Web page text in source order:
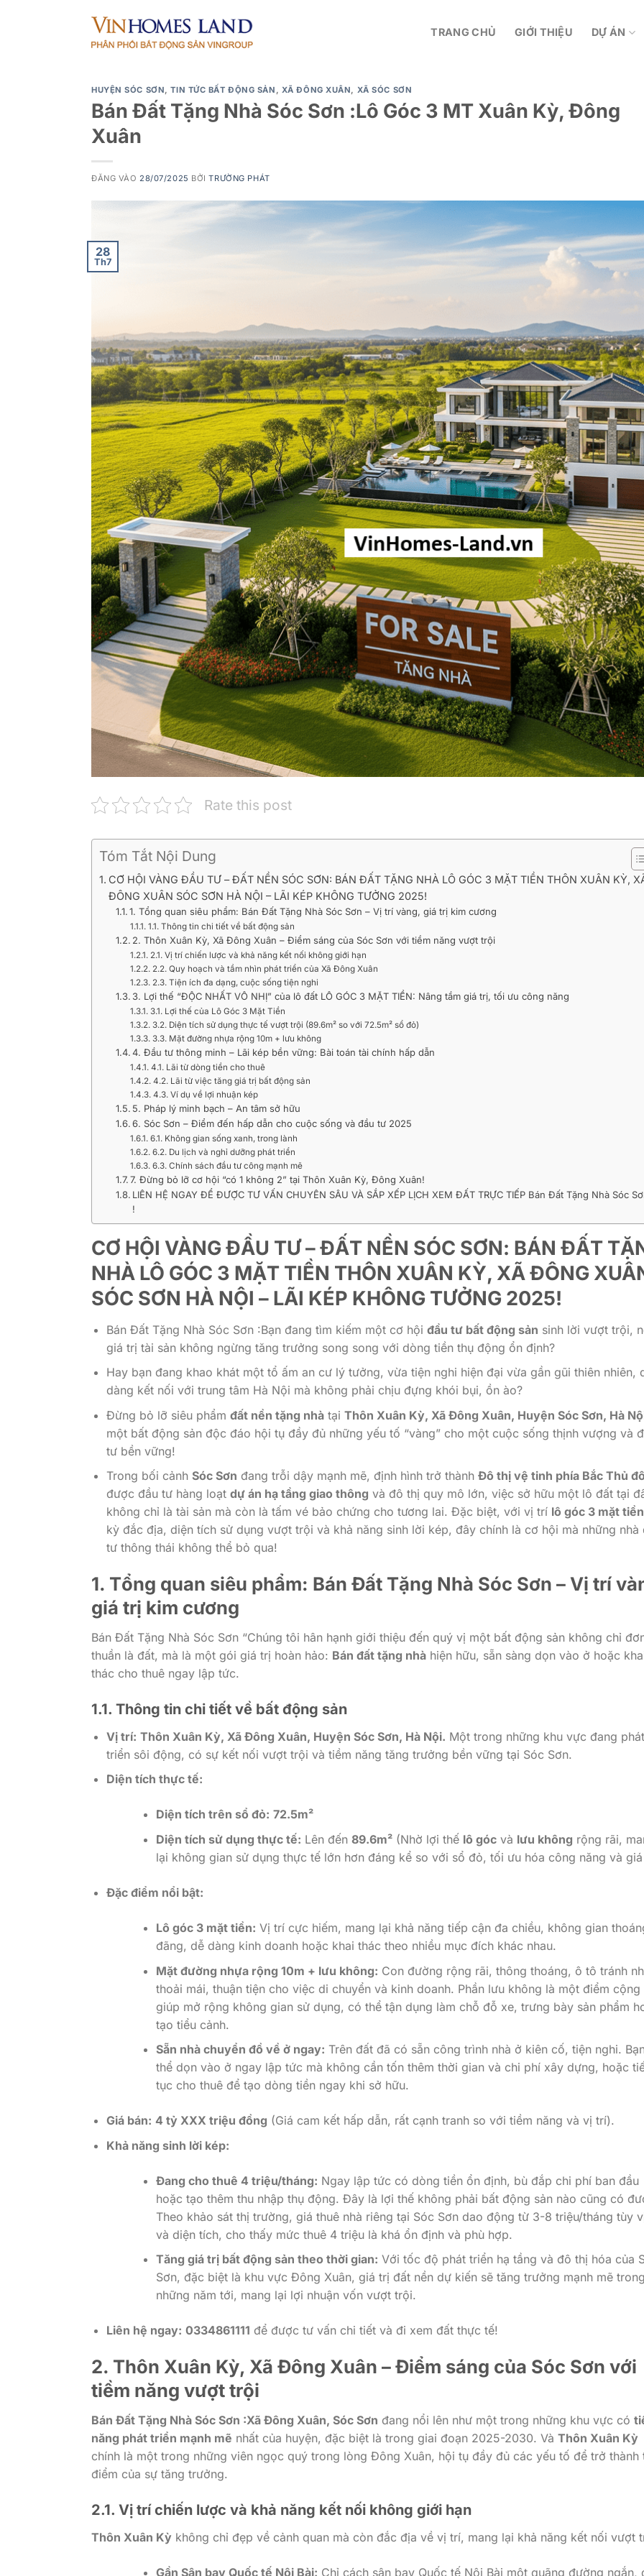
TRANG CHỦ GIỚI THIỆU DỰ ÁN
HUYỆN SÓC SƠN,TIN TỨC BẤT ĐỘNG SẢN , XÃ ĐÔNG XUÂN, XÃ SÓC SƠN
Bán Đất Tặng Nhà Sóc Sơn :Lô Góc 3 MT Xuân Kỳ, Đông
Xuân
ĐĂNG VÀO 28/07/2025 BỞITRƯỜNG PHÁT
28
Th7
Rate this post
Tóm Tắt Nội Dung
CƠ HỘI VÀNG ĐẦU TƯ – ĐẤT NỀN SÓC SƠN: BÁN ĐẤT TẶNG NHÀ LÔ GÓC 3 MẶT TIỀN THÔN XUÂN KỲ,
ĐÔNG XUÂN SÓC SƠN HÀ NỘI – LÃI KÉP KHÔNG TƯỞNG 2025!
1. Tổng quan siêu phẩm: Bán Đất Tặng Nhà Sóc Sơn – Vị trí vàng, giá trị kim cương
1.1. Thông tin chi tiết về bất động sản
2. Thôn Xuân Kỳ, Xã Đông Xuân – Điểm sáng của Sóc Sơn với tiềm năng vượt trội
2.1. Vị trí chiến lược và khả năng kết nối không giới hạn
2.2. Quy hoạch và tầm nhìn phát triển của Xã Đông Xuân
2.3. Tiện ích đa dạng, cuộc sống tiện nghi
3. Lợi thế “ĐỘC NHẤT VÔ NHỊ” của lô đất LÔ GÓC 3 MẶT TIỀN: Nâng tầm giá trị, tối ưu công năng
3.1. Lợi thế của Lô Góc 3 Mặt Tiền
3.2. Diện tích sử dụng thực tế vượt trội (89.6m² so với 72.5m² sổ đỏ)
3.3. Mặt đường nhựa rộng 10m + lưu không
4. Đầu tư thông minh – Lãi kép bền vững: Bài toán tài chính hấp dẫn
4.1. Lãi từ dòng tiền cho thuê
4.2. Lãi từ việc tăng giá trị bất động sản
4.3. Ví dụ về lợi nhuận kép
5. Pháp lý minh bạch – An tâm sở hữu
6. Sóc Sơn – Điểm đến hấp dẫn cho cuộc sống và đầu tư 2025
6.1. Không gian sống xanh, trong lành
6.2. Du lịch và nghỉ dưỡng phát triển
6.3. Chính sách đầu tư công mạnh mẽ
7. Đừng bỏ lỡ cơ hội “có 1 không 2” tại Thôn Xuân Kỳ, Đông Xuân!
LIÊN HỆ NGAY ĐỂ ĐƯỢC TƯ VẤN CHUYÊN SÂU VÀ SẮP XẾP LỊCH XEM ĐẤT TRỰC TIẾP Bán Đất Tặng Nhà Sóc
!
CƠ HỘI VÀNG ĐẦU TƯ – ĐẤT NỀN SÓC SƠN: BÁN ĐẤT
NHÀ LÔ GÓC 3 MẶT TIỀN THÔN XUÂN KỲ, XÃ ĐÔNG
SÓC SƠN HÀ NỘI – LÃI KÉP KHÔNG TƯỞNG 2025!
Bán Đất Tặng Nhà Sóc Sơn :Bạn đang tìm kiếm một cơ hội đầu tư bất động sản sinh lời vượt trội,
giá trị tài sản không ngừng tăng trưởng song song với dòng tiền thụ động ổn định?
Hay bạn đang khao khát một tổ ấm an cư lý tưởng, vừa tiện nghi hiện đại vừa gần gũi thiên nhiên,
dàng kết nối với trung tâm Hà Nội mà không phải chịu đựng khói bụi, ồn ào?
Đừng bỏ lỡ siêu phẩm đất nền tặng nhàtại Thôn Xuân Kỳ, Xã Đông Xuân, Huyện Sóc Sơn, Hà
một bất động sản độc đáo hội tụ đầy đủ những yếu tố “vàng” cho một cuộc sống thịnh vượng và
tư bền vững!
Trong bối cảnh Sóc Sơn đang trỗi dậy mạnh mẽ, định hình trở thành Đô thị vệ tinh phía Bắc Thủ đô
được đầu tư hàng loạt dự án hạ tầng giao thông và đô thị quy mô lớn, việc sở hữu một lô đất tại
không chỉ là tài sản mà còn là tấm vé bảo chứng cho tương lai. Đặc biệt, với vị trí lô góc 3 mặt tiền
kỳ đắc địa, diện tích sử dụng vượt trội và khả năng sinh lời kép, đây chính là cơ hội mà những nhà
tư thông thái không thể bỏ qua!
1. Tổng quan siêu phẩm: Bán Đất Tặng Nhà Sóc Sơn – Vị trí
giá trị kim cương
Bán Đất Tặng Nhà Sóc Sơn “Chúng tôi hân hạnh giới thiệu đến quý vị một bất động sản không chỉ
thuần là đất, mà là một gói giá trị hoàn hảo: Bán đất tặng nhà hiện hữu, sẵn sàng dọn vào ở hoặc
thác cho thuê ngay lập tức.
1.1. Thông tin chi tiết về bất động sản
Vị trí: Thôn Xuân Kỳ, Xã Đông Xuân, Huyện Sóc Sơn, Hà Nội. Một trong những khu vực đang phát
triển sôi động, có sự kết nối vượt trội và tiềm năng tăng trưởng bền vững tại Sóc Sơn.
Diện tích thực tế:
Diện tích trên sổ đỏ: 72.5m²
Diện tích sử dụng thực tế: Lên đến 89.6m²(Nhờ lợi thế lô gócvà lưu không rộng rãi,
lại không gian sử dụng thực tế lớn hơn đáng kể so với sổ đỏ, tối ưu hóa công năng và
Đặc điểm nổi bật:
Lô góc 3 mặt tiền: Vị trí cực hiếm, mang lại khả năng tiếp cận đa chiều, không gian
đãng, dễ dàng kinh doanh hoặc khai thác theo nhiều mục đích khác nhau.
Mặt đường nhựa rộng 10m + lưu không: Con đường rộng rãi, thông thoáng, ô tô tránh
thoải mái, thuận tiện cho việc di chuyển và kinh doanh. Phần lưu không là một điểm cộng
giúp mở rộng không gian sử dụng, có thể tận dụng làm chỗ đỗ xe, trưng bày sản phẩm
tạo tiểu cảnh.
Sẵn nhà chuyển đồ về ở ngay: Trên đất đã có sẵn công trình nhà ở kiên cố, tiện nghi.
thể dọn vào ở ngay lập tức mà không cần tốn thêm thời gian và chi phí xây dựng, hoặc
tục cho thuê để tạo dòng tiền ngay khi sở hữu.
Giá bán: 4 tỷ XXX triệu đồng (Giá cam kết hấp dẫn, rất cạnh tranh so với tiềm năng và vị trí).
Khả năng sinh lời kép:
Đang cho thuê 4 triệu/tháng: Ngay lập tức có dòng tiền ổn định, bù đắp chi phí ban đầu
hoặc tạo thêm thu nhập thụ động. Đây là lợi thế không phải bất động sản nào cũng có
Theo khảo sát thị trường, giá thuê nhà riêng tại Sóc Sơn dao động từ 3-8 triệu/tháng tùy
và diện tích, cho thấy mức thuê 4 triệu là khá ổn định và phù hợp.
Tăng giá trị bất động sản theo thời gian: Với tốc độ phát triển hạ tầng và đô thị hóa của
Sơn, đặc biệt là khu vực Đông Xuân, giá trị đất nền dự kiến sẽ tăng trưởng mạnh mẽ trong
những năm tới, mang lại lợi nhuận vốn vượt trội.
Liên hệ ngay: 0334861111 để được tư vấn chi tiết và đi xem đất thực tế!
2. Thôn Xuân Kỳ, Xã Đông Xuân – Điểm sáng của Sóc Sơn với
tiềm năng vượt trội
Bán Đất Tặng Nhà Sóc Sơn :Xã Đông Xuân, Sóc Sơn đang nổi lên như một trong những khu vực có
năng phát triển mạnh mẽ nhất của huyện, đặc biệt là trong giai đoạn 2025-2030. Và Thôn Xuân Kỳ
chính là một trong những viên ngọc quý trong lòng Đông Xuân, hội tụ đầy đủ các yếu tố để trở thành
điểm của sự tăng trưởng.
2.1. Vị trí chiến lược và khả năng kết nối không giới hạn
Thôn Xuân Kỳ không chỉ đẹp về cảnh quan mà còn đắc địa về vị trí, mang lại khả năng kết nối vượt
Gần Sân bay Quốc tế Nội Bài: Chỉ cách sân bay Quốc tế Nội Bài một quãng đường ngắn,